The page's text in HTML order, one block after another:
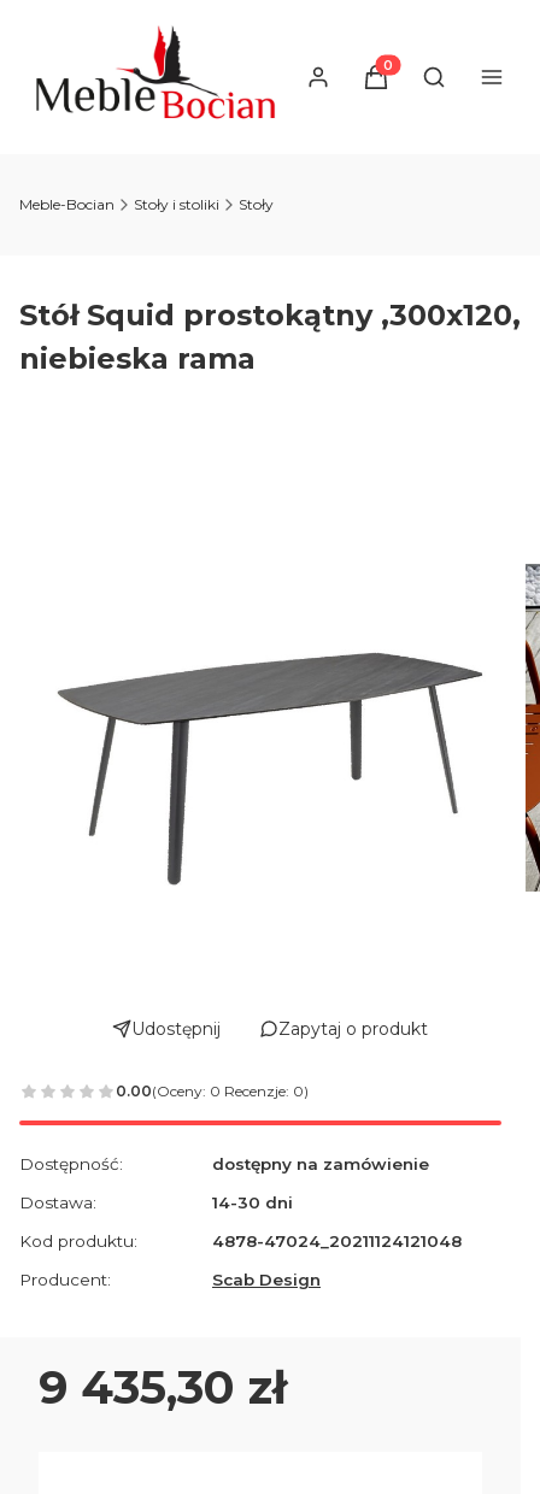
Produkty w
Otwórz
Meble-Bocian Stoły i stoliki Stoły
Stół Squid prostokątny ,300x120,
niebieska rama
Udostępnij Zapytaj o produkt
0.00(Oceny: 0 Recenzje: 0)
Dostępność:
dostępny na zamówienie
Dostawa:
14-30 dni
Kod produktu:
4878-47024_20211124121048
Producent:
Scab Design
Cena
9 435,30 zł